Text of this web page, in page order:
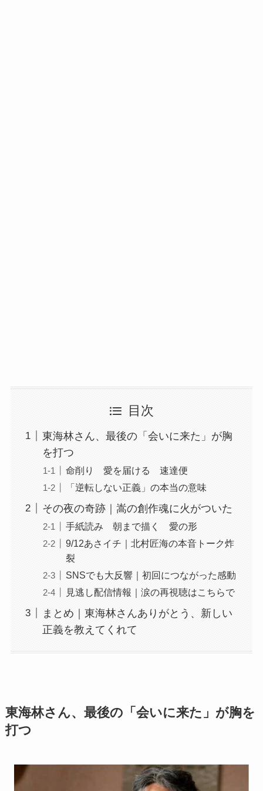
目次
東海林さん、最後の「会いに来た」が胸
を打つ
命削り 愛を届ける 速達便
「逆転しない正義」の本当の意味
その夜の奇跡｜嵩の創作魂に火がついた
手紙読み 朝まで描く 愛の形
9/12あさイチ｜北村匠海の本音トーク炸
裂
SNSでも大反響｜初回につながった感動
見逃し配信情報｜涙の再視聴はこちらで
まとめ｜東海林さんありがとう、新しい
正義を教えてくれて
東海林さん、最後の「会いに来た」が胸を
打つ